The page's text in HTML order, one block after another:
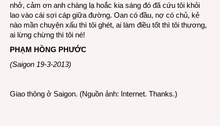
nhở, cảm ơn anh chàng lạ hoắc kia sáng đó đã cứu tôi khỏi
lao vào cái sợi cáp giữa đường. Oan có đầu, nợ có chủ, kẻ
nào mần chuyện xấu thì tôi ghét, ai làm điều tốt thì tôi thương,
ai lừng chừng thì tôi né!
PHẠM HỒNG PHƯỚC
(Saigon 19-3-2013)
Giao thông ở Saigon. (Nguồn ảnh: Internet. Thanks.)